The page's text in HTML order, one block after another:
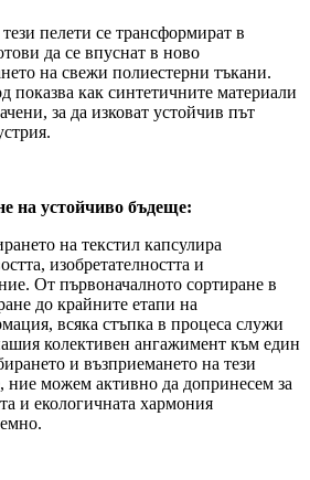
пелети се трансформират в
да се впуснат в ново
на свежи полиестерни тъкани.
показва как синтетичните материали
за да изковат устойчив път
на устойчиво бъдеще:
на текстил капсулира
изобретателността и
От първоначалното сортиране в
до крайните етапи на
всяка стъпка в процеса служи
колективен ангажимент към един
и възприемането на тези
ние можем активно да допринесем за
и екологичната хармония